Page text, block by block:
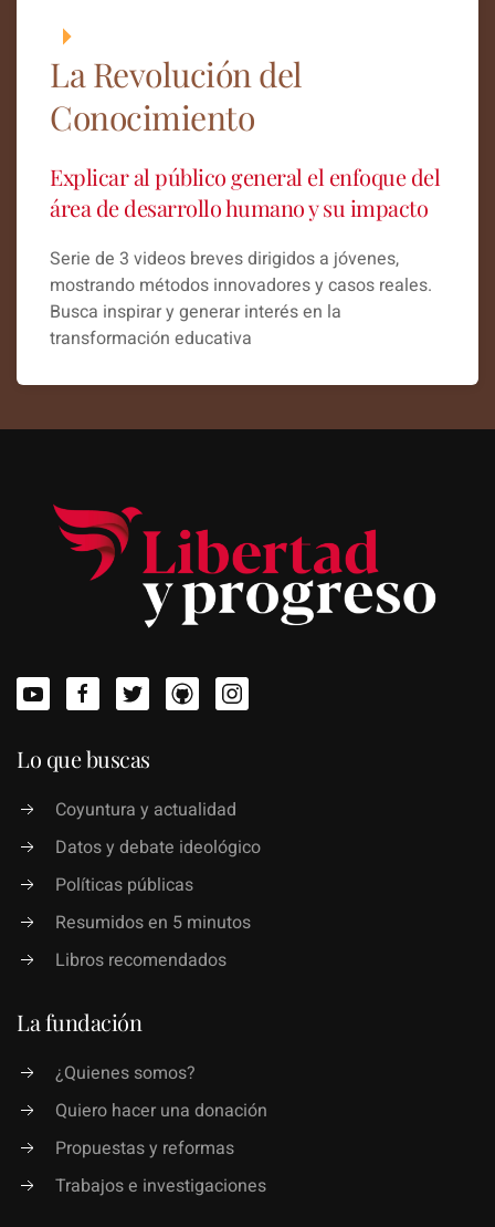
La Revolución del
Conocimiento
Explicar al público general el enfoque del
área de desarrollo humano y su impacto
Serie de 3 videos breves dirigidos a jóvenes,
mostrando métodos innovadores y casos reales.
Busca inspirar y generar interés en la
transformación educativa
Lo que buscas
Coyuntura y actualidad
Datos y debate ideológico
Políticas públicas
Resumidos en 5 minutos
Libros recomendados
La fundación
¿Quienes somos?
Quiero hacer una donación
Propuestas y reformas
Trabajos e investigaciones